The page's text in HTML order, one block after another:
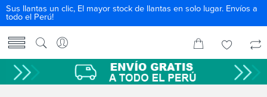
Sus llantas un clic, El mayor stock de llantas en solo lugar. Envíos a
todo el Perú!